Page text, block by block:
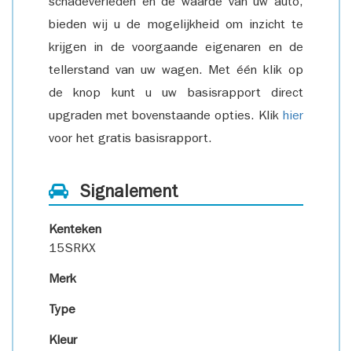
schadeverleden en de waarde van uw auto,
bieden wij u de mogelijkheid om inzicht te
krijgen in de voorgaande eigenaren en de
tellerstand van uw wagen. Met één klik op
de knop kunt u uw basisrapport direct
upgraden met bovenstaande opties. Klik hier
voor het gratis basisrapport.
Signalement
Kenteken
15SRKX
Merk
Type
Kleur